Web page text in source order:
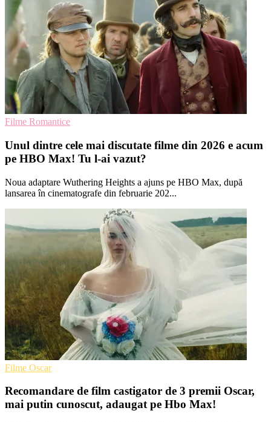
Filme Romantice
Unul dintre cele mai discutate filme din 2026 e acum
pe HBO Max! Tu l-ai vazut?
Noua adaptare Wuthering Heights a ajuns pe HBO Max, după
lansarea în cinematografe din februarie 202...
Filme Oscar
Recomandare de film castigator de 3 premii Oscar,
mai putin cunoscut, adaugat pe Hbo Max!